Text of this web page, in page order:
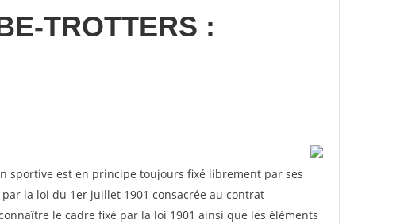
TROTTERS :
sportive est en principe toujours fixé librement par ses
la loi du 1er juillet 1901 consacrée au contrat
le cadre fixé par la loi 1901 ainsi que les éléments